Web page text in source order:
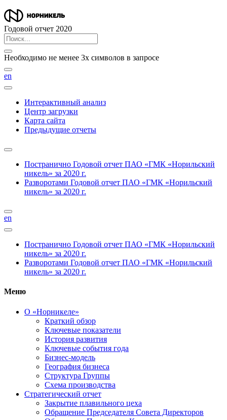
Годовой отчет 2020
Необходимо не менее 3х символов в запросе
en
Интерактивный анализ
Центр загрузки
Карта сайта
Предыдущие отчеты
Постранично Годовой отчет ПАО «ГМК «Норильский
никель» за 2020 г.
Разворотами Годовой отчет ПАО «ГМК «Норильский
никель» за 2020 г.
en
Постранично Годовой отчет ПАО «ГМК «Норильский
никель» за 2020 г.
Разворотами Годовой отчет ПАО «ГМК «Норильский
никель» за 2020 г.
Меню
О «Норникеле»
Краткий обзор
Ключевые показатели
История развития
Ключевые события года
Бизнес-модель
География бизнеса
Структура Группы
Схема производства
Стратегический отчет
Закрытие плавильного цеха
Обращение Председателя Совета Директоров